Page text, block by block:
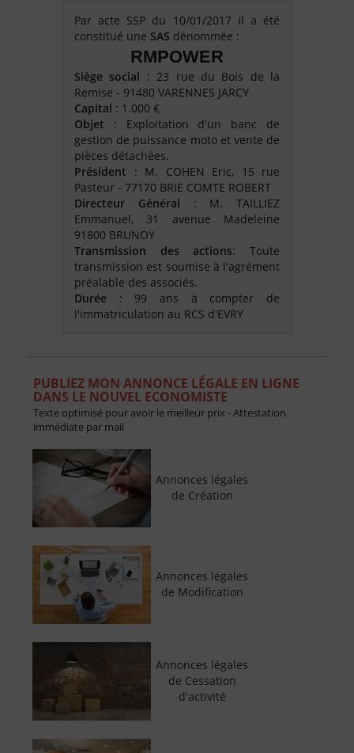
Par acte SSP du 10/01/2017 il a été
constitué une SAS dénommée :
RMPOWER
Siège social : 23 rue du Bois de la
Remise - 91480 VARENNES JARCY
Capital : 1.000 €
Objet : Exploitation d'un banc de
gestion de puissance moto et vente de
pièces détachées.
Président : M. COHEN Eric, 15 rue
Pasteur - 77170 BRIE COMTE ROBERT
Directeur Général : M. TAILLIEZ
Emmanuel, 31 avenue Madeleine
91800 BRUNOY
Transmission des actions: Toute
transmission est soumise à l'agrément
préalable des associés.
Durée : 99 ans à compter de
l'immatriculation au RCS d'EVRY
PUBLIEZ MON ANNONCE LÉGALE EN LIGNE
DANS LE NOUVEL ECONOMISTE
Texte optimisé pour avoir le meilleur prix - Attestation
immédiate par mail
Annonces légales
de Création
Annonces légales
de Modification
Annonces légales
de Cessation
d'activité